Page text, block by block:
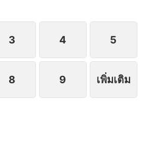
ให้กำเนิดเธอ...
3 4 5
8 9 เพิ่มเติม